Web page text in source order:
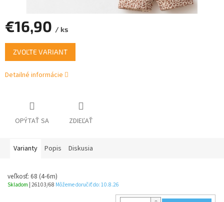
€16,90 / ks
Jednotková
cena:
ZVOĽTE VARIANT
Detailné informácie
OPÝTAŤ SA ZDIEĽAŤ
Varianty Popis Diskusia
veľkosť: 68 (4-6m)
Skladom | 26103/68 Môžeme doručiť do: 10.8.26